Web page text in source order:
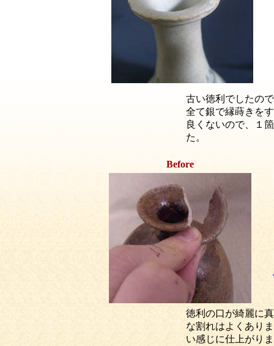
古い徳利でしたの
全て銀で縁蒔きを
良くないので、１
た。
Before
徳利の口が綺麗に
な割れはよくあり
い感じに仕上がり